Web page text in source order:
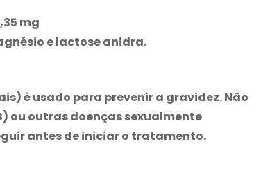
mg
e lactose anidra.
é usado para prevenir a gravidez. Não
ou outras doenças sexualmente
antes de iniciar o tratamento.